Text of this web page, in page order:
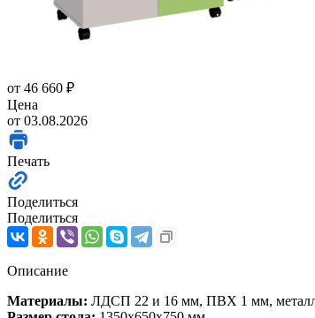
от 46 660 ₽
Цена
от 03.08.2026
Печать
Поделиться
Поделиться
Описание
Материалы: ЛДСП 22 и 16 мм, ПВХ 1 мм,